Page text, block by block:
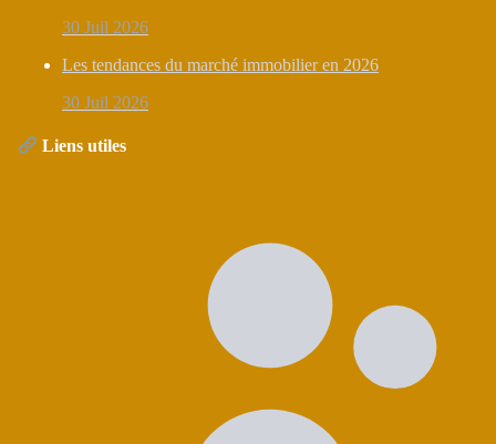
30 Juil 2026
Les tendances du marché immobilier en 2026
30 Juil 2026
Liens utiles